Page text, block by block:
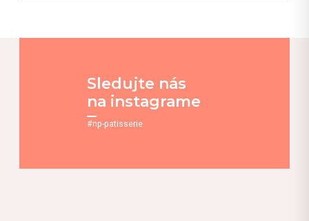
Sledujte nás
na instagrame
#np-patisserie